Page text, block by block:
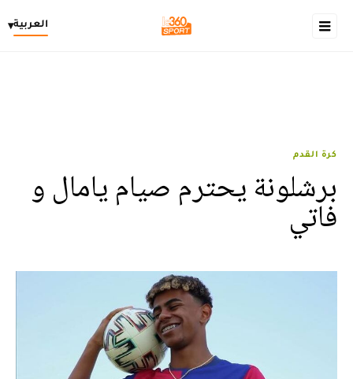
العربية▾
كرة القدم
برشلونة يحترم صيام يامال و
فاتي